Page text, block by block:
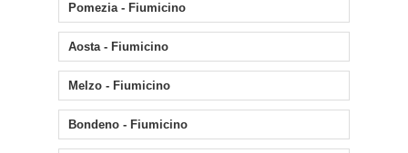
Pomezia - Fiumicino
Aosta - Fiumicino
Melzo - Fiumicino
Bondeno - Fiumicino